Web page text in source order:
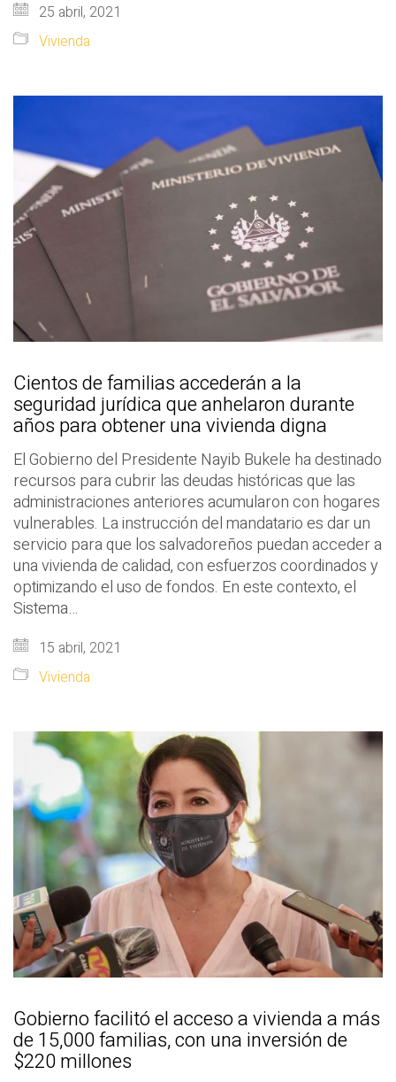
25 abril, 2021
Vivienda
Cientos de familias accederán a la
seguridad jurídica que anhelaron durante
años para obtener una vivienda digna
El Gobierno del Presidente Nayib Bukele ha destinado
recursos para cubrir las deudas históricas que las
administraciones anteriores acumularon con hogares
vulnerables. La instrucción del mandatario es dar un
servicio para que los salvadoreños puedan acceder a
una vivienda de calidad, con esfuerzos coordinados y
optimizando el uso de fondos. En este contexto, el
Sistema…
15 abril, 2021
Vivienda
Gobierno facilitó el acceso a vivienda a más
de 15,000 familias, con una inversión de
$220 millones